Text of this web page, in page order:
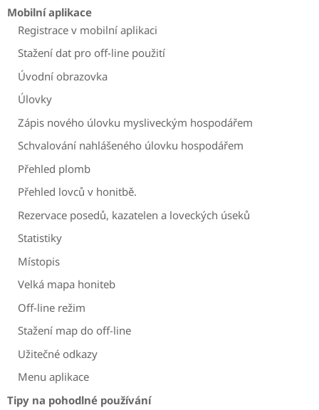
Mobilní aplikace
Registrace v mobilní aplikaci
Stažení dat pro off-line použití
Úvodní obrazovka
Úlovky
Zápis nového úlovku mysliveckým hospodářem
Schvalování nahlášeného úlovku hospodářem
Přehled plomb
Přehled lovců v honitbě.
Rezervace posedů, kazatelen a loveckých úseků
Statistiky
Místopis
Velká mapa honiteb
Off-line režim
Stažení map do off-line
Užitečné odkazy
Menu aplikace
Tipy na pohodlné používání